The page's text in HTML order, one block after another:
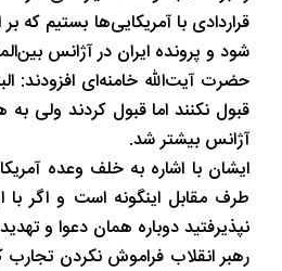
قراردادی با آمریکایی‌ها بستیم
شود و پرونده ایران در آژانس
آژانس بیشتر شد.
ایشان با اشاره به خلف وعده
طرف مقابل اینگونه است و اگر
نپذیرفتید دوباره همان دعوا و